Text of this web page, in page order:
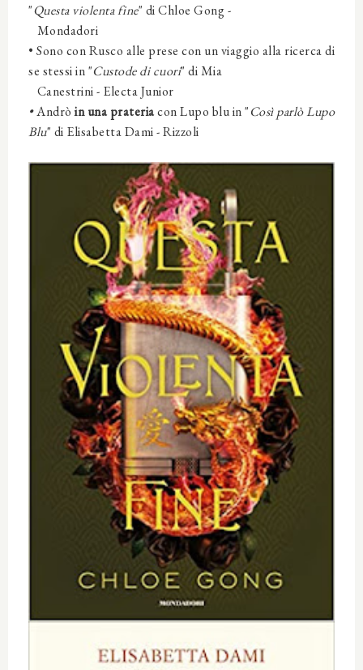
"Questa violenta fine" diChloe Gong-
Mondadori
• Sono con Rusco alle prese con un viaggio alla ricerca di
se stessiin "Custode di cuori" di Mia
Canestrini- Electa Junior
•Andròin una prateriaconLupo bluin "Così parlò Lupo
Blu" di Elisabetta Dami- Rizzoli